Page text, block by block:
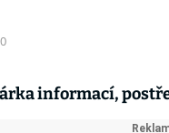
informací,